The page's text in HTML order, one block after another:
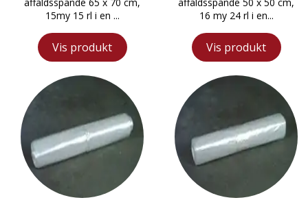
15my 15 rl i en ...
Vis produkt
16 my 24 rl i en...
Vis produkt